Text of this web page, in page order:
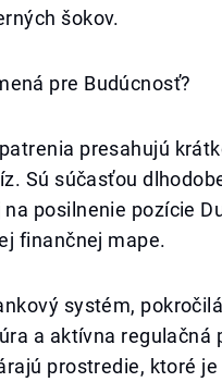
šokov.
pre Budúcnosť?
presahujú
Sú súčasťou
posilnenie pozície
finančnej mape.
systém,
a aktívna regulačná
prostredie, ktoré